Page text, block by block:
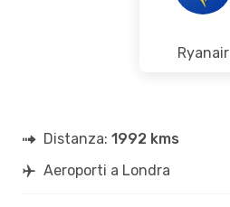
Ryanair
Distanza: 1992 kms
Aeroporti a Londra